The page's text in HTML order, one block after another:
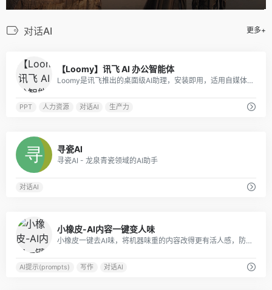
对话AI 更多+
【Loomy】讯飞 AI 办公智能体
Loomy是讯飞推出的桌面级AI助理，安装即用，适用自媒体、办公、日程等场景，能学习你的工作习惯，越用越懂你。
PPT 人力资源 对话AI 生产力
寻瓷AI
寻瓷AI - 龙泉青瓷领域的AI助手
对话AI
小橡皮-AI内容一键变人味
小橡皮一键去AI味，将机器味重的内容改得更有活人感，防止因为 AI 内容被平台打上 AI 标签，以及限流。发布前检测敏感表达与违禁词，减少内容违规和限流风险发布。
AI提示(prompts) 写作 对话AI